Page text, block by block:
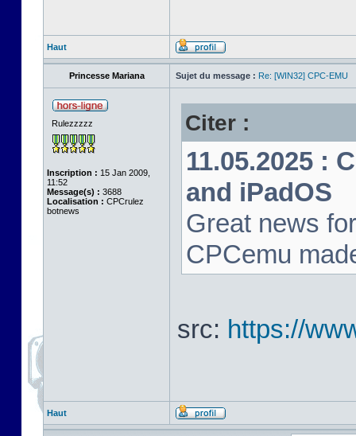
Haut
Princesse Mariana Sujet du message : Re: [WIN32] CPC-EMU
Rulezzzzz
Inscription : 15 Jan 2009,
11:52
Message(s) : 3688
Localisation : CPCrulez
botnews
Citer :
11.05.2025 :
and iPadOS
Great news
CPCemu
src: https://
Haut